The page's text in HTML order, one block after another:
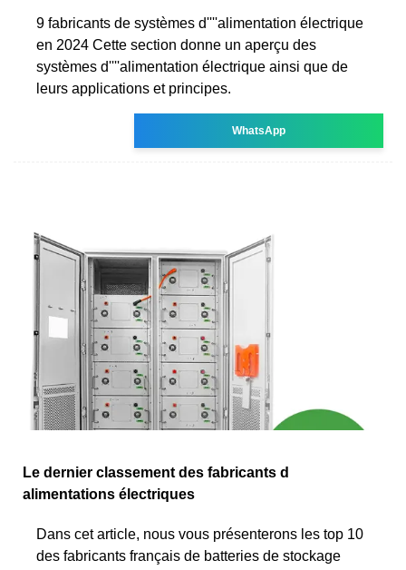
9 fabricants de systèmes d''''alimentation électrique
en 2024 Cette section donne un aperçu des
systèmes d''''alimentation électrique ainsi que de
leurs applications et principes.
WhatsApp
Le dernier classement des fabricants d
alimentations électriques
Dans cet article, nous vous présenterons les top 10
des fabricants français de batteries de stockage